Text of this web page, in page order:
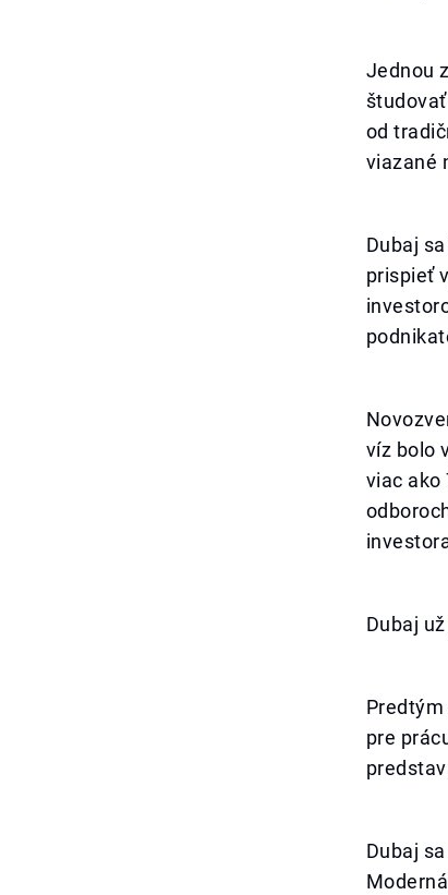
Jednou
od
viazané
Dubaj
prispieť
víz bolo
viac ako
Dubaj
pre
Dubaj